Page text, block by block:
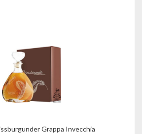
Grappa Invecchia